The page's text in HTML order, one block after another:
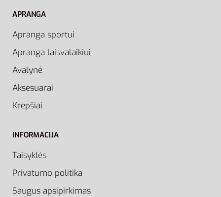
APRANGA
Apranga sportui
Apranga laisvalaikiui
Avalynė
Aksesuarai
Krepšiai
INFORMACIJA
Taisyklės
Privatumo politika
Saugus apsipirkimas